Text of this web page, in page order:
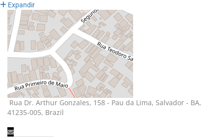
Expandir
Rua Dr. Arthur Gonzales, 158 - Pau da Lima, Salvador - BA,
41235-005, Brazil